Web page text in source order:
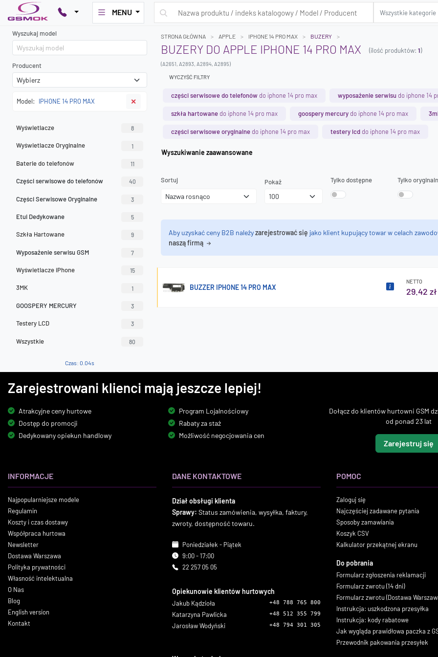
MENU
Wyszukaj model
Producent
Model: IPHONE 14 PRO MAX ✕
Wyświetlacze 8
Wyświetlacze Oryginalne 1
Baterie do telefonów 11
Części serwisowe do telefonów 40
Części Serwisowe Oryginalne 3
Etui Dedykowane 5
Szkła Hartowane 9
Wyposażenie serwisu GSM 7
Wyświetlacze iPhone 15
3MK 1
GOOSPERY MERCURY 3
Testery LCD 3
Wszystkie 80
Czas: 0.04s
STRONA GŁÓWNA APPLE IPHONE 14 PRO MAX BUZERY
BUZERY DO APPLE IPHONE 14 PRO MAX (ilość produktów: 1)
(A2651, A2893, A2894, A2895)
WYCZYŚĆ FILTRY
części serwisowe do telefonów do iphone 14 pro max wyposażenie serwisu do iphone 14
szkła hartowane do iphone 14 pro max goospery mercury do iphone 14 pro max
części serwisowe oryginalne do iphone 14 pro max testery lcd do iphone 14 pro max
Wyszukiwanie zaawansowane
Sortuj Pokaż Tylko dostępne Tylko
Aby uzyskać ceny B2B należyzarejestrować się jako klient kupujący towar w celach
naszą firmą
BUZZER IPHONE 14 PRO MAX
NETTO
29.42 zł
Zarejestrowani klienci mają jeszcze lepiej!
Atrakcyjne ceny hurtowe
Dostęp do promocji
Dedykowany opiekun handlowy
Program Lojalnościowy
Rabaty za staż
Możliwość negocjowania cen
Dołącz do klientów hurtowni GSM
od ponad 23 lat
Zarejestruj się
INFORMACJE
Najpopularniejsze modele
Regulamin
Koszty i czas dostawy
Współpraca hurtowa
Newsletter
Dostawa Warszawa
Polityka prywatności
Własność intelektualna
O Nas
Blog
English version
Kontakt
DANE KONTAKTOWE
Dział obsługi klienta
Sprawy: Status zamówienia, wysyłka, faktury,
zwroty, dostępność towaru.
Poniedziałek - Piątek
9:00 - 17:00
22 257 05 05
Opiekunowie klientów hurtowych
Jakub Kądzioła +48 788 765 800
Katarzyna Pawlicka +48 512 355 799
Jarosław Wodyński +48 794 301 305
POMOC
Zaloguj się
Najczęściej zadawane pytania
Sposoby zamawiania
Koszyk CSV
Kalkulator przekątnej ekranu
Do pobrania
Formularz zgłoszenia reklamacji
Formularz zwrotu (14 dni)
Formularz zwrotu (Dostawa
Instrukcja: uszkodzona przesyłka
Instrukcja: kody rabatowe
Jak wygląda prawidłowa paczka z
Przewodnik pakowania przesyłek